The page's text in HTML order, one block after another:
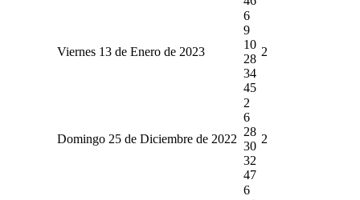
Viernes 13 de Enero de 2023
6
9
10
28
34
45
2
Domingo 25 de Diciembre de 2022
2
6
28
30
32
47
2
6